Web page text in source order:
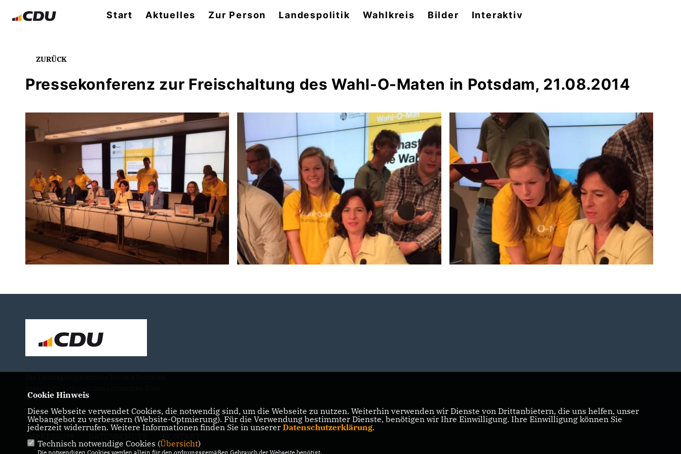
Start Aktuelles Zur Person Landespolitik Wahlkreis Bilder Interaktiv
ZURÜCK
Pressekonferenz zur Freischaltung des Wahl-O-Maten in Potsdam, 21.08.2014
Cookie Hinweis
Diese Webseite verwendet Cookies, die notwendig sind, um die Webseite zu nutzen. Weiterhin verwenden wir Dienste von Drittanbietern, die uns helfen, unser
Webangebot zu verbessern (Website-Optmierung). Für die Verwendung bestimmter Dienste, benötigen wir Ihre Einwilligung. Ihre Einwilligung können Sie
jederzeit widerrufen. Weitere Informationen finden Sie in unserer Datenschutzerklärung.
Technisch notwendige Cookies (Übersicht)
Die notwendigen Cookies werden allein für den ordnungsgemäßen Gebrauch der Webseite benötigt.